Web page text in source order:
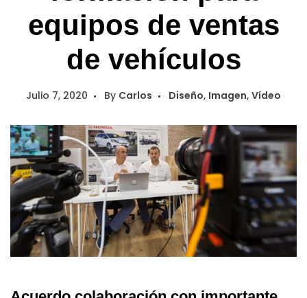
equipos de ventas
de vehículos
Julio 7, 2020 By Carlos Diseño, Imagen, Vídeo